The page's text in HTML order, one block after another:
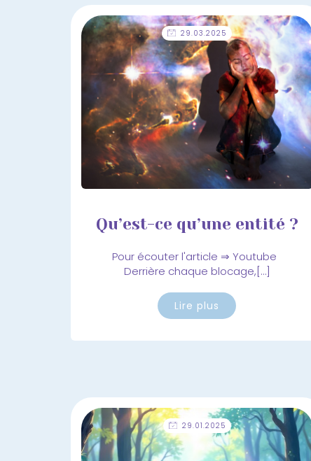
29.03.2025
Qu’est-ce qu’une entité ?
Pour écouter l'article ⇒ Youtube
Derrière chaque blocage,[…]
Lire plus
29.01.2025